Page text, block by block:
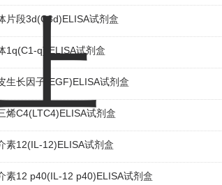
片段3d(C3d)ELISA试剂盒
1q(C1-q) ELISA试剂盒
生长因子(EGF)ELISA试剂盒
烯C4(LTC4)ELISA试剂盒
素12(IL-12)ELISA试剂盒
素12 p40(IL-12 p40)ELISA试剂盒